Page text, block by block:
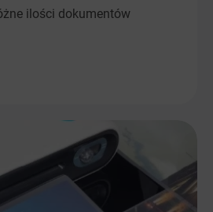
ilości dokumentów